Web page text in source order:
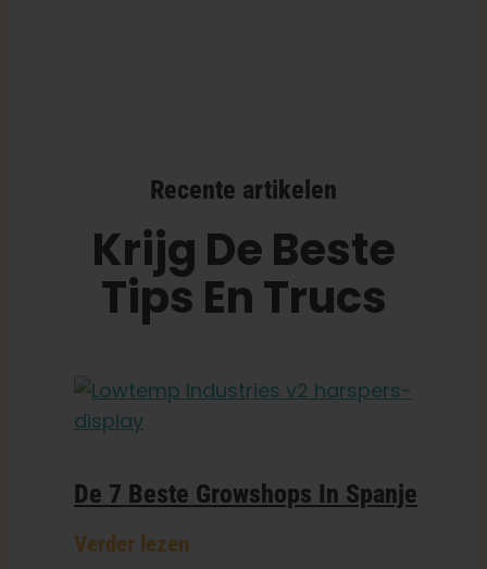
Recente artikelen
Krijg De Beste
Tips En Trucs
De 7 Beste Growshops In Spanje
Verder lezen